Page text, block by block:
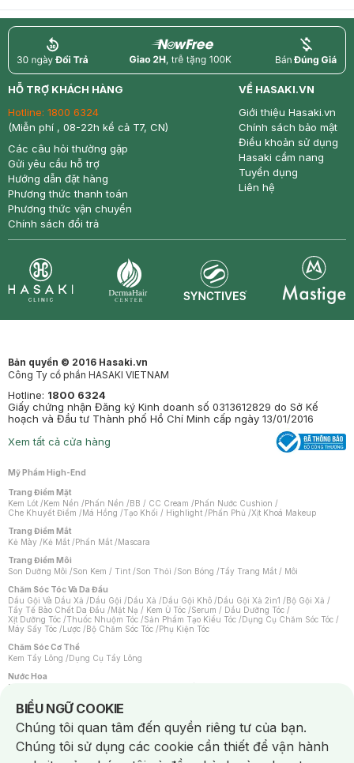
return nowfree price
HỖ TRỢ KHÁCH HÀNG
Hotline: 1800 6324
(Miễn phí , 08-22h kể cả T7, CN)
Các câu hỏi thường gặp
Gửi yêu cầu hỗ trợ
Hướng dẫn đặt hàng
Phương thức thanh toán
Phương thức vận chuyển
Chính sách đổi trả
VỀ HASAKI.VN
Giới thiệu Hasaki.vn
Chính sách bảo mật
Điều khoản sử dụng
Hasaki cẩm nang
Tuyển dụng
Liên hệ
Bản quyền © 2016 Hasaki.vn
Công Ty cổ phần HASAKI VIETNAM
Hotline: 1800 6324
Giấy chứng nhận Đăng ký Kinh doanh số 0313612829 do Sở Kế
hoạch và Đầu tư Thành phố Hồ Chí Minh cấp ngày 13/01/2016
Xem tất cả cửa hàng
Mỹ Phẩm High-End
Trang Điểm Mặt
Kem Lót /Kem Nền /Phấn Nền /BB / CC Cream /Phấn Nước Cushion /
Che Khuyết Điểm /Má Hồng /Tạo Khối / Highlight /Phấn Phủ /Xịt Khoá Makeup
Trang Điểm Mắt
Kẻ Mày /Kẻ Mắt /Phấn Mắt /Mascara
Trang Điểm Môi
Son Dưỡng Môi /Son Kem / Tint /Son Thỏi /Son Bóng /Tẩy Trang Mắt / Môi
Chăm Sóc Tóc Và Da Đầu
Dầu Gội Và Dầu Xả /Dầu Gội /Dầu Xả /Dầu Gội Khô /Dầu Gội Xả 2in1 /Bộ Gội Xả /
Tẩy Tế Bào Chết Da Đầu /Mặt Nạ / Kem Ủ Tóc /Serum / Dầu Dưỡng Tóc /
Xịt Dưỡng Tóc /Thuốc Nhuộm Tóc /Sản Phẩm Tạo Kiểu Tóc /Dụng Cụ Chăm Sóc Tóc /
Máy Sấy Tóc /Lược /Bộ Chăm Sóc Tóc /Phụ Kiện Tóc
Chăm Sóc Cơ Thể
Kem Tẩy Lông /Dụng Cụ Tẩy Lông
Nước Hoa
Nước Hoa Nữ
Chăm Sóc Cá Nhân
Chống Muỗi /Khẩu Trang /Máy Massage/Mặt Nạ Xông Hơi /Nước Rửa Tay/
Sản Phẩm Chăm Sóc Khác /Bàn Chải Đánh Răng /Bàn Chải Điện/
Hỗ Trợ Trắng Răng/Kem Đánh Răng /Máy Tăm Nước/ Nước Súc Miệng/
Tăm / Chỉ Nha Khoa/ Xịt Thơm Miệng / Dung Dịch Vệ Sinh/Dưỡng Vùng Kín/
BIỂU NGỮ COOKIE
Notice about cookies usage
Chúng tôi quan tâm đến quyền riêng tư của bạn.
Chúng tôi sử dụng các cookie cần thiết để vận hành